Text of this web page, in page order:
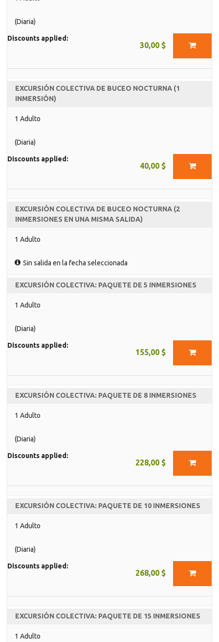
(Diaria)
30,00 $
Discounts applied:
EXCURSIÓN COLECTIVA DE BUCEO NOCTURNA (1
INMERSIÓN)
1 Adulto
(Diaria)
40,00 $
Discounts applied:
EXCURSIÓN COLECTIVA DE BUCEO NOCTURNA (2
INMERSIONES EN UNA MISMA SALIDA)
1 Adulto
Sin salida en la fecha seleccionada
EXCURSIÓN COLECTIVA: PAQUETE DE 5 INMERSIONES
1 Adulto
(Diaria)
155,00 $
Discounts applied:
EXCURSIÓN COLECTIVA: PAQUETE DE 8 INMERSIONES
1 Adulto
(Diaria)
228,00 $
Discounts applied:
EXCURSIÓN COLECTIVA: PAQUETE DE 10 INMERSIONES
1 Adulto
(Diaria)
268,00 $
Discounts applied:
EXCURSIÓN COLECTIVA: PAQUETE DE 15 INMERSIONES
1 Adulto